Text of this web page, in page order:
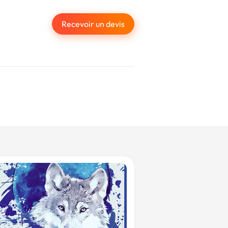
Recevoir un devis